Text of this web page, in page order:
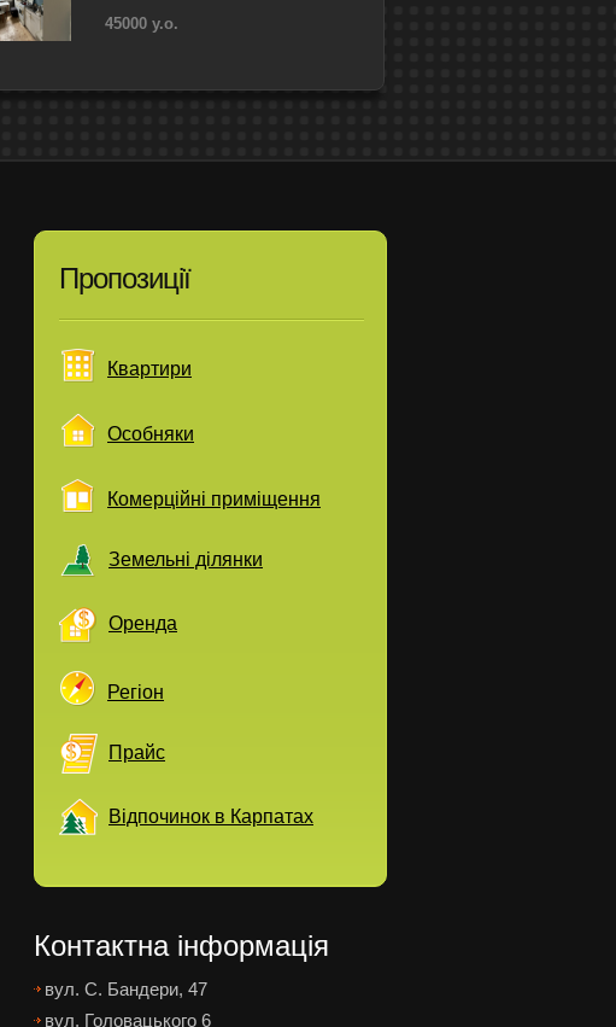
45000 у.о.
Пропозиції
Квартири
Особняки
Комерційні приміщення
Земельні ділянки
Оренда
Регіон
Прайс
Відпочинок в Карпатах
Контактна інформація
вул. С. Бандери, 47
вул. Головацького 6